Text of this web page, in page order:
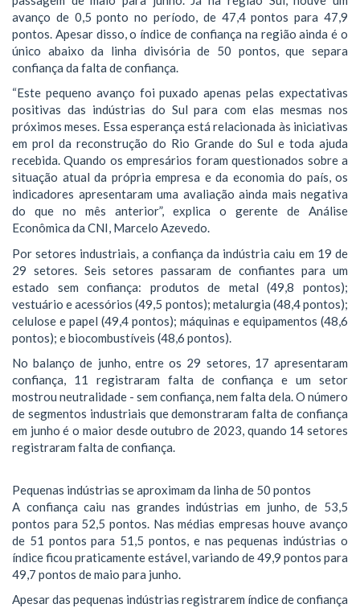
avanço de 0,5 ponto no período, de 47,4 pontos para 47,9
pontos. Apesar disso, o índice de confiança na região ainda é o
único abaixo da linha divisória de 50 pontos, que separa
confiança da falta de confiança.
“Este pequeno avanço foi puxado apenas pelas expectativas
positivas das indústrias do Sul para com elas mesmas nos
próximos meses. Essa esperança está relacionada às iniciativas
em prol da reconstrução do Rio Grande do Sul e toda ajuda
recebida. Quando os empresários foram questionados sobre a
situação atual da própria empresa e da economia do país, os
indicadores apresentaram uma avaliação ainda mais negativa
do que no mês anterior”, explica o gerente de Análise
Econômica da CNI, Marcelo Azevedo.
Por setores industriais, a confiança da indústria caiu em 19 de
29 setores. Seis setores passaram de confiantes para um
estado sem confiança: produtos de metal (49,8 pontos);
vestuário e acessórios (49,5 pontos); metalurgia (48,4 pontos);
celulose e papel (49,4 pontos); máquinas e equipamentos (48,6
pontos); e biocombustíveis (48,6 pontos).
No balanço de junho, entre os 29 setores, 17 apresentaram
confiança, 11 registraram falta de confiança e um setor
mostrou neutralidade - sem confiança, nem falta dela. O número
de segmentos industriais que demonstraram falta de confiança
em junho é o maior desde outubro de 2023, quando 14 setores
registraram falta de confiança.
Pequenas indústrias se aproximam da linha de 50 pontos
A confiança caiu nas grandes indústrias em junho, de 53,5
pontos para 52,5 pontos. Nas médias empresas houve avanço
de 51 pontos para 51,5 pontos, e nas pequenas indústrias o
índice ficou praticamente estável, variando de 49,9 pontos para
49,7 pontos de maio para junho.
Apesar das pequenas indústrias registrarem índice de confiança